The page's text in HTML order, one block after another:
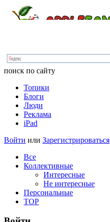
поиск по сайту
Топики
Блоги
Люди
Реклама
iPad
Войти или Зарегистрироваться
Все
Коллективные
Интересные
Не интересные
Персональные
TOP